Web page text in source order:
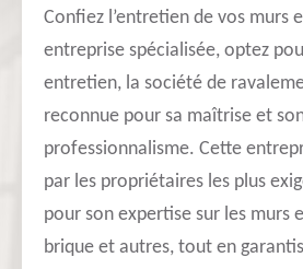
Confiez l’entretien de vos murs
entreprise spécialisée, optez
entretien, la société de
reconnue pour sa maîtrise et
professionnalisme. Cette
par les propriétaires les plus
pour son expertise sur les murs
brique et autres, tout en